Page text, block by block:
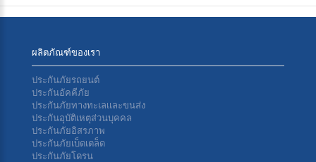
ผลิตภัณฑ์ของเรา
ประกันภัยรถยนต์
ประกันอัคคีภัย
ประกันภัยทางทะเลเเละขนส่ง
ประกันอุบัติเหตุส่วนบุคคล
ประกันภัยอิสรภาพ
ประกันภัยเบ็ดเตล็ด
ประกันภัยโดรน